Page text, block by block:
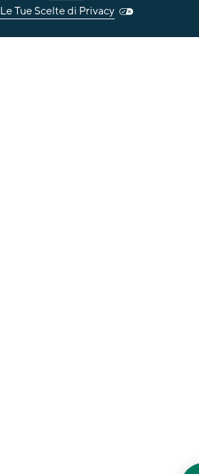
Le Tue Scelte di Privacy